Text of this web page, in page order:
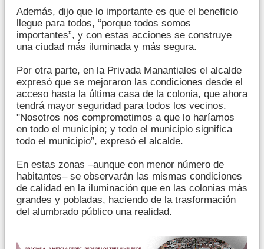
Además, dijo que lo importante es que el beneficio
llegue para todos, “porque todos somos
importantes”, y con estas acciones se construye
una ciudad más iluminada y más segura.
Por otra parte, en la Privada Manantiales el alcalde
expresó que se mejoraron las condiciones desde el
acceso hasta la última casa de la colonia, que ahora
tendrá mayor seguridad para todos los vecinos.
"Nosotros nos comprometimos a que lo haríamos
en todo el municipio; y todo el municipio significa
todo el municipio”, expresó el alcalde.
En estas zonas –aunque con menor número de
habitantes– se observarán las mismas condiciones
de calidad en la iluminación que en las colonias más
grandes y pobladas, haciendo de la trasformación
del alumbrado público una realidad.